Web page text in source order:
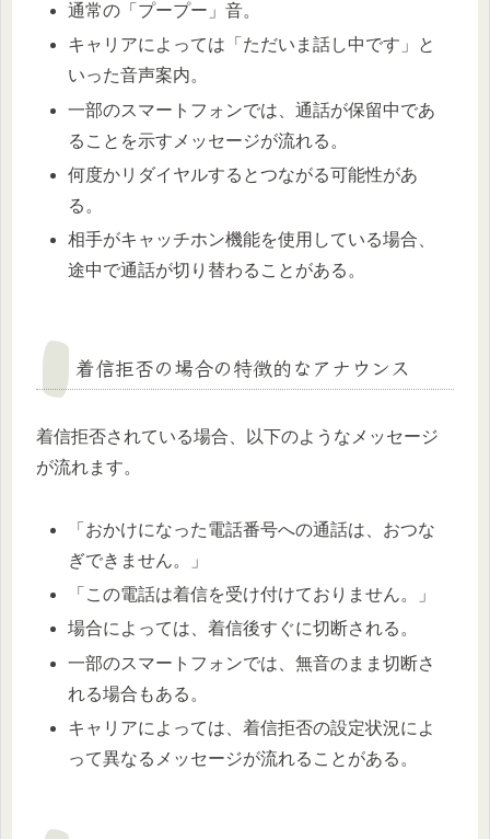
通常の「プープー」音。
キャリアによっては「ただいま話し中です」と
いった音声案内。
一部のスマートフォンでは、通話が保留中であ
ることを示すメッセージが流れる。
何度かリダイヤルするとつながる可能性があ
る。
相手がキャッチホン機能を使用している場合、
途中で通話が切り替わることがある。
着信拒否の場合の特徴的なアナウンス
着信拒否されている場合、以下のようなメッセージ
が流れます。
「おかけになった電話番号への通話は、おつな
ぎできません。」
「この電話は着信を受け付けておりません。」
場合によっては、着信後すぐに切断される。
一部のスマートフォンでは、無音のまま切断さ
れる場合もある。
キャリアによっては、着信拒否の設定状況によ
って異なるメッセージが流れることがある。